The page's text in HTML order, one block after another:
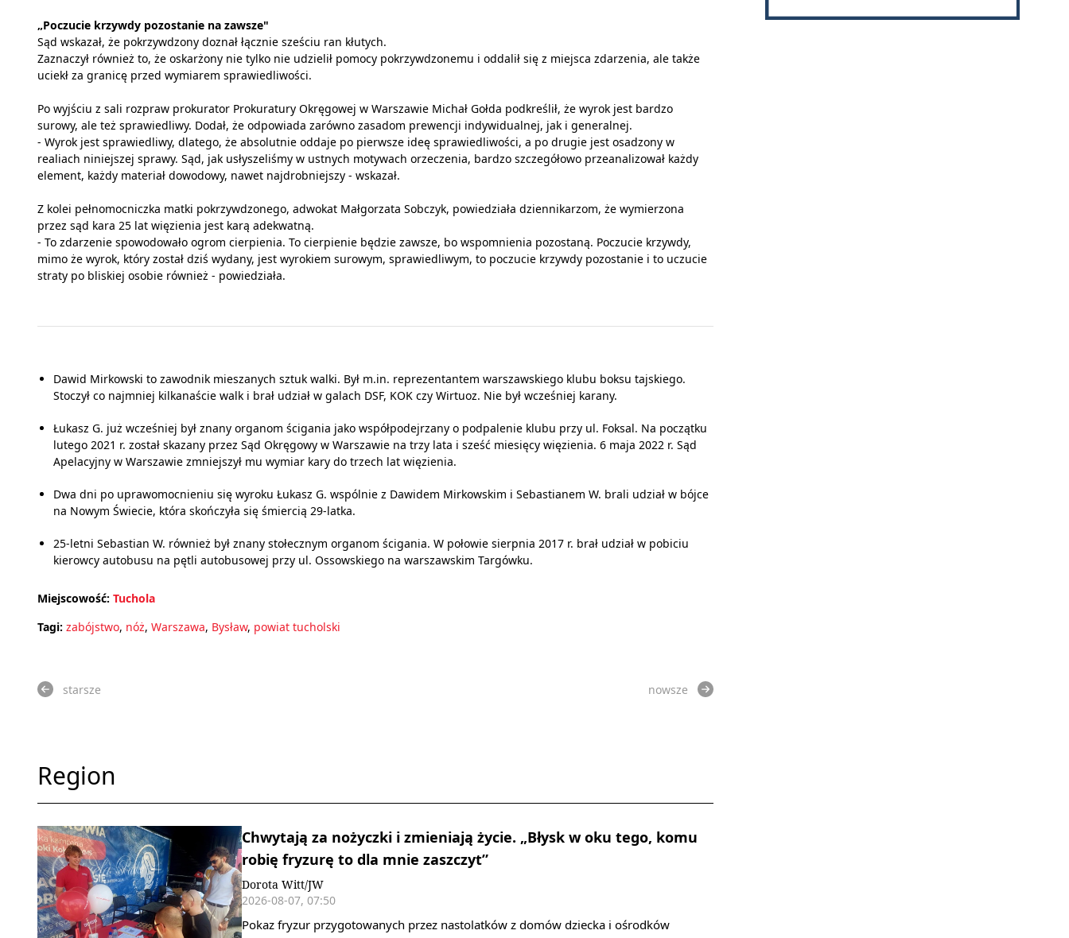
„Poczucie krzywdy pozostanie na zawsze"
Sąd wskazał, że pokrzywdzony doznał łącznie sześciu ran kłutych.
Zaznaczył również to, że oskarżony nie tylko nie udzielił pomocy pokrzywdzonemu i oddalił się z miejsca zdarzenia, ale także
uciekł za granicę przed wymiarem sprawiedliwości.
Po wyjściu z sali rozpraw prokurator Prokuratury Okręgowej w Warszawie Michał Gołda podkreślił, że wyrok jest bardzo
surowy, ale też sprawiedliwy. Dodał, że odpowiada zarówno zasadom prewencji indywidualnej, jak i generalnej.
- Wyrok jest sprawiedliwy, dlatego, że absolutnie oddaje po pierwsze ideę sprawiedliwości, a po drugie jest osadzony w
realiach niniejszej sprawy. Sąd, jak usłyszeliśmy w ustnych motywach orzeczenia, bardzo szczegółowo przeanalizował każdy
element, każdy materiał dowodowy, nawet najdrobniejszy - wskazał.
Z kolei pełnomocniczka matki pokrzywdzonego, adwokat Małgorzata Sobczyk, powiedziała dziennikarzom, że wymierzona
przez sąd kara 25 lat więzienia jest karą adekwatną.
- To zdarzenie spowodowało ogrom cierpienia. To cierpienie będzie zawsze, bo wspomnienia pozostaną. Poczucie krzywdy,
mimo że wyrok, który został dziś wydany, jest wyrokiem surowym, sprawiedliwym, to poczucie krzywdy pozostanie i to uczucie
straty po bliskiej osobie również - powiedziała.
Dawid Mirkowski to zawodnik mieszanych sztuk walki. Był m.in. reprezentantem warszawskiego klubu boksu tajskiego.
Stoczył co najmniej kilkanaście walk i brał udział w galach DSF, KOK czy Wirtuoz. Nie był wcześniej karany.
Łukasz G. już wcześniej był znany organom ścigania jako współpodejrzany o podpalenie klubu przy ul. Foksal. Na początku
lutego 2021 r. został skazany przez Sąd Okręgowy w Warszawie na trzy lata i sześć miesięcy więzienia. 6 maja 2022 r. Sąd
Apelacyjny w Warszawie zmniejszył mu wymiar kary do trzech lat więzienia.
Dwa dni po uprawomocnieniu się wyroku Łukasz G. wspólnie z Dawidem Mirkowskim i Sebastianem W. brali udział w bójce
na Nowym Świecie, która skończyła się śmiercią 29-latka.
25-letni Sebastian W. również był znany stołecznym organom ścigania. W połowie sierpnia 2017 r. brał udział w pobiciu
kierowcy autobusu na pętli autobusowej przy ul. Ossowskiego na warszawskim Targówku.
Miejscowość: Tuchola
Tagi: zabójstwo, nóż, Warszawa, Bysław, powiat tucholski
starsze nowsze
Region
Chwytają za nożyczki i zmieniają życie. „Błysk w oku tego, komu
robię fryzurę to dla mnie zaszczyt”
Dorota Witt/JW
2026-08-07, 07:50
Pokaz fryzur przygotowanych przez nastolatków z domów dziecka i ośrodków